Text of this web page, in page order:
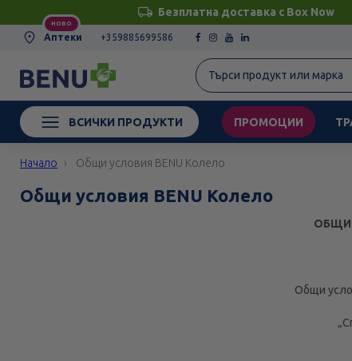
Безплатна доставка с Box Now
НОВО
Аптеки +359885699586
ВСИЧКИ ПРОДУКТИ ПРОМОЦИИ
Начало Общи условия BENU Колело
Общи условия BENU Колело
ОБЩИ
Общи